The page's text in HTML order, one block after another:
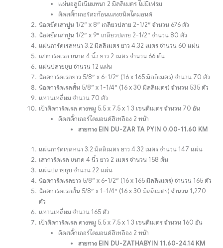
แผ่นอลูมิเนียมหนา 2 มิลลิเมตร ไม่มีเฟรม
ติดสติ๊กเกอร์สะท้อนแสงชนิดไดมอนด์
น๊อตยึดเสาปูน 1/2″ x 8″ เกลียวปลาย 2-1/2″ จำนวน 676 ตัว
น๊อตยึดเสาปูน 1/2″ x 9″ เกลียวปลาย 2-1/2″ จำนวน 80 ตัว
แผ่นการ์ดเรลหนา 3.2 มิลลิเมตร ยาว 4.32 เมตร จำนวน 60 แผ่น
เสาการ์ดเรล ขนาด 4 นิ้ว ยาว 2 เมตร จำนวน 66 ต้น
แผ่นปลายชุบ จำนวน 12 แผ่น
น๊อตการ์ดเรลยาว 5/8″ x 6-1/2″ (16 x 165 มิลลิเมตร) จำนวน 70 ตัว
น๊อตการ์ดเรลสั้น 5/8″ x 1-1/4″ (16 x 30 มิลลิเมตร) จำนวน 535 ตัว
แหวนเหลี่ยม จำนวน 70 ตัว
เป้าติดการ์ดเรล คางหมู 5.5 x 7.5 x 1 3 เซนติเมตร จำนวน 70 อัน
ติดสติ๊กเกอร์ไดมอนด์สีเหลือง 2 หน้า
สายทาง EIN DU-ZAR TA PYIN 0.00-11.60 KM
แผ่นการ์ดเรลหนา 3.2 มิลลิเมตร ยาว 4.32 เมตร จำนวน 147 แผ่น
เสาการ์ดเรล ขนาด 4 นิ้ว ยาว 2 เมตร จำนวน 158 ต้น
แผ่นปลายชุบ จำนวน 22 แผ่น
น๊อตการ์ดเรลยาว 5/8″ x 6-1/2″ (16 x 165 มิลลิเมตร) จำนวน 165 ตัว
น๊อตการ์ดเรลสั้น 5/8″ x 1-1/4″ (16 x 30 มิลลิเมตร) จำนวน 1,270
ตัว
แหวนเหลี่ยม จำนวน 165 ตัว
เป้าติดการ์ดเรล คางหมู 5.5 x 7.5 x 1 3 เซนติเมตร จำนวน 160 อัน
ติดสติ๊กเกอร์ไดมอนด์สีเหลือง 2 หน้า
สายทาง EIN DU-ZATHABYIN 11.60-24.14 KM